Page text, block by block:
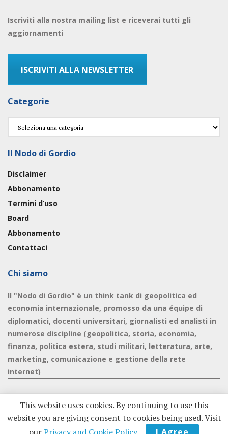
Iscriviti alla nostra mailing list e riceverai tutti gli
aggiornamenti
ISCRIVITI ALLA NEWSLETTER
Categorie
Categorie
Il Nodo di Gordio
Disclaimer
Abbonamento
Termini d’uso
Board
Abbonamento
Contattaci
Chi siamo
Il "Nodo di Gordio" è un think tank di geopolitica ed
economia internazionale, promosso da una équipe di
diplomatici, docenti universitari, giornalisti ed analisti in
numerose discipline (geopolitica, storia, economia,
finanza, politica estera, studi militari, letteratura, arte,
marketing, comunicazione e gestione della rete
internet)
© 2020 - Nodo di Gordio - Privacy Policy |Cookie Policy
This website uses cookies. By continuing to use this
website you are giving consent to cookies being used. Visit